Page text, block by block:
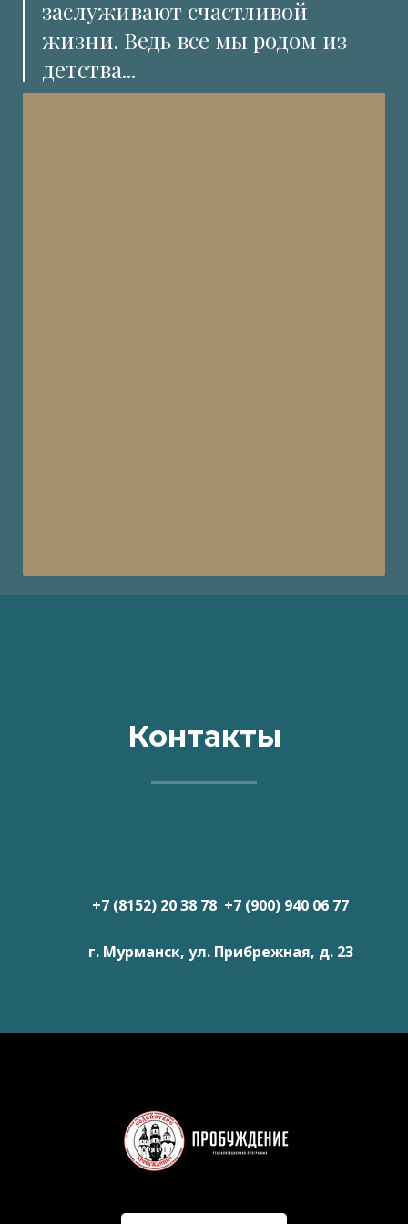
заслуживают счастливой
жизни. Ведь все мы родом из
детства...
Контакты
+7 (8152) 20 38 78 +7 (900) 940 06 77
г. Мурманск, ул. Прибрежная, д. 23